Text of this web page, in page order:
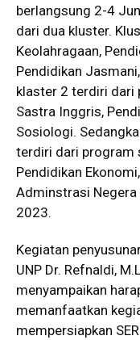
berlangsung 2-4
dari dua kluster.
Keolahragaan,
Pendidikan
klaster 2 terdiri dari
Sastra Inggris,
Sosiologi.
terdiri dari program
Pendidikan
Adminstrasi
2023.
Kegiatan
UNP Dr. Refnaldi,
menyampaikan
memanfaatkan
mempersiapkan